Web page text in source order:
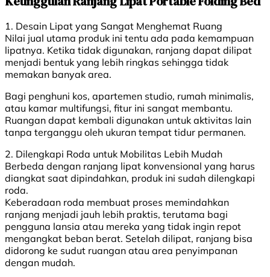
1. Desain Lipat yang Sangat Menghemat Ruang
Nilai jual utama produk ini tentu ada pada kemampuan
lipatnya. Ketika tidak digunakan, ranjang dapat dilipat
menjadi bentuk yang lebih ringkas sehingga tidak
memakan banyak area.
Bagi penghuni kos, apartemen studio, rumah minimalis,
atau kamar multifungsi, fitur ini sangat membantu.
Ruangan dapat kembali digunakan untuk aktivitas lain
tanpa terganggu oleh ukuran tempat tidur permanen.
2. Dilengkapi Roda untuk Mobilitas Lebih Mudah
Berbeda dengan ranjang lipat konvensional yang harus
diangkat saat dipindahkan, produk ini sudah dilengkapi
roda.
Keberadaan roda membuat proses memindahkan
ranjang menjadi jauh lebih praktis, terutama bagi
pengguna lansia atau mereka yang tidak ingin repot
mengangkat beban berat. Setelah dilipat, ranjang bisa
didorong ke sudut ruangan atau area penyimpanan
dengan mudah.